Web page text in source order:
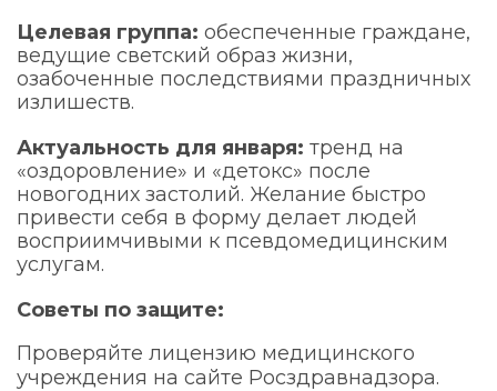
Целевая группа: обеспеченные граждане,
ведущие светский образ жизни,
озабоченные последствиями праздничных
излишеств.
Актуальность для января: тренд на
«оздоровление» и «детокс» после
новогодних застолий. Желание быстро
привести себя в форму делает людей
восприимчивыми к псевдомедицинским
услугам.
Советы по защите:
Проверяйте лицензию медицинского
учреждения на сайте Росздравнадзора.